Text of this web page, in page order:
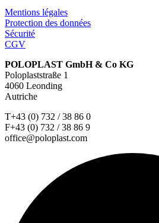
Mentions légales
Protection des données
Sécurité
CGV
POLOPLAST GmbH & Co KG
Poloplaststraße 1
4060 Leonding
Autriche
T+43 (0) 732 / 38 86 0
F+43 (0) 732 / 38 86 9
office@poloplast.com